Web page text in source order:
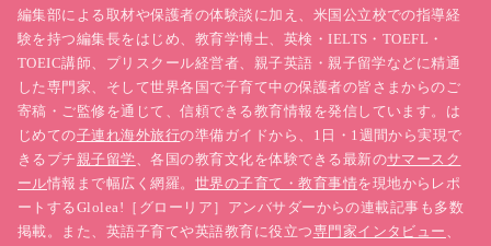
編集部による取材や保護者の体験談に加え、米国公立校での指導経
験を持つ編集長をはじめ、教育学博士、英検・IELTS・TOEFL・
TOEIC講師、プリスクール経営者、親子英語・親子留学などに精通
した専門家、そして世界各国で子育て中の保護者の皆さまからのご
寄稿・ご監修を通じて、信頼できる教育情報を発信しています。は
じめての子連れ海外旅行の準備ガイドから、1日・1週間から実現で
きるプチ親子留学、各国の教育文化を体験できる最新のサマースク
ール情報まで幅広く網羅。 世界の子育て・教育事情を現地からレポ
ートするGlolea!［グローリア］アンバサダーからの連載記事も多数
掲載。また、英語子育てや英語教育に役立つ専門家インタビュー 、